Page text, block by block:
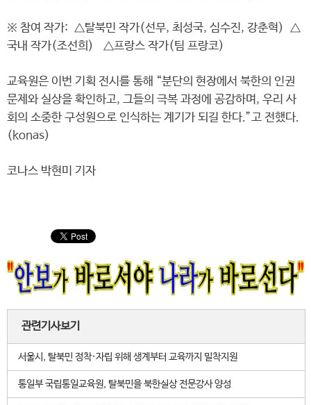
※ 참여 작가: △탈북민 작가(선무, 최성국, 심수진, 강춘혁) △
국내 작가(조선희) △프랑스 작가(팀 프랑코)
교육원은 이번 기획 전시를 통해 “분단의 현장에서 북한의 인권
문제와 실상을 확인하고, 그들의 극복 과정에 공감하며, 우리 사
회의 소중한 구성원으로 인식하는 계기가 되길 한다.”고 전했다.
(konas)
코나스 박현미 기자
관련기사보기
서울시, 탈북민 정착·자립 위해 생계부터 교육까지 밀착지원
통일부 국립통일교육원, 탈북민을 북한실상 전문강사 양성